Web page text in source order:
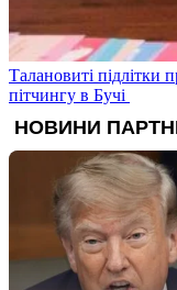
Талановиті підлітки
пітчингу в Бучі